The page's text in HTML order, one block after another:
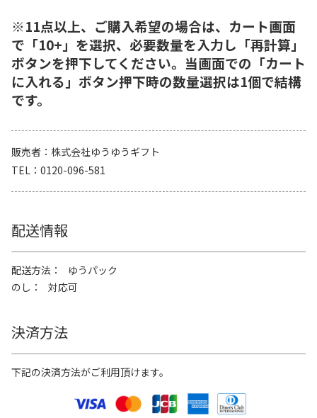
※11点以上、ご購入希望の場合は、カート画面
で「10+」を選択、必要数量を入力し「再計算」
ボタンを押下してください。当画面での「カート
に入れる」ボタン押下時の数量選択は1個で結構
です。
販売者
株式会社ゆうゆうギフト
TEL
0120-096-581
配送情報
配送方法
ゆうパック
のし
対応可
決済方法
下記の決済方法がご利用頂けます。